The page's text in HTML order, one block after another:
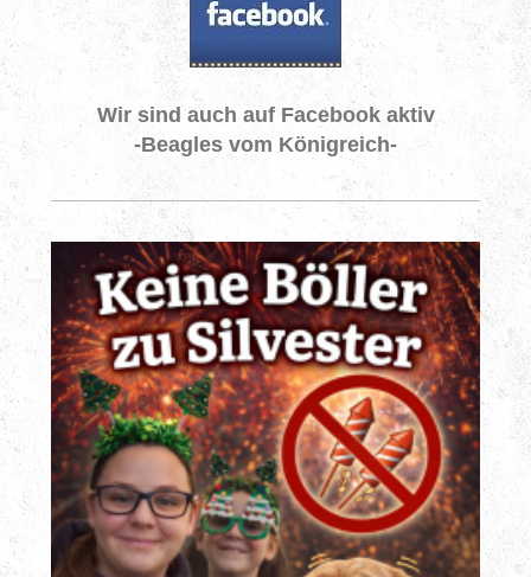
Wir sind auch auf Facebook aktiv
-Beagles vom Königreich-